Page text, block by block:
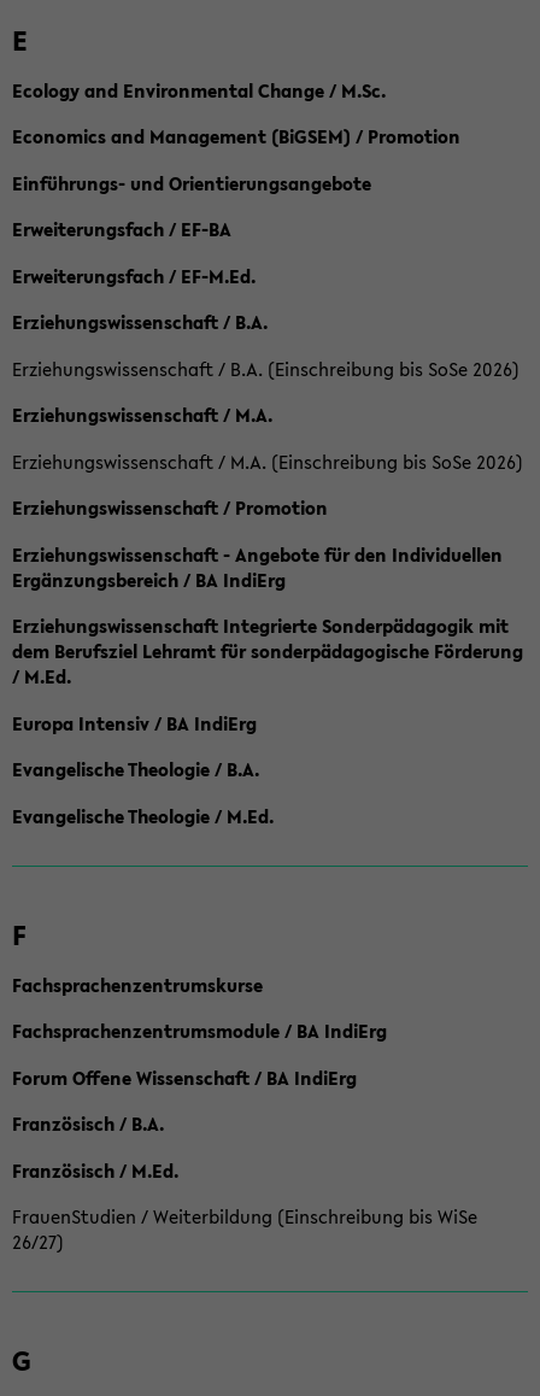
E
Ecology and Environmental Change / M.Sc.
Economics and Management (BiGSEM) / Promotion
Einführungs- und Orientierungsangebote
Erweiterungsfach / EF-BA
Erweiterungsfach / EF-M.Ed.
Erziehungswissenschaft / B.A.
Erziehungswissenschaft / B.A. (Einschreibung bis SoSe 2026)
Erziehungswissenschaft / M.A.
Erziehungswissenschaft / M.A. (Einschreibung bis SoSe 2026)
Erziehungswissenschaft / Promotion
Erziehungswissenschaft - Angebote für den Individuellen
Ergänzungsbereich / BA IndiErg
Erziehungswissenschaft Integrierte Sonderpädagogik mit
dem Berufsziel Lehramt für sonderpädagogische Förderung
/ M.Ed.
Europa Intensiv / BA IndiErg
Evangelische Theologie / B.A.
Evangelische Theologie / M.Ed.
F
Fachsprachenzentrumskurse
Fachsprachenzentrumsmodule / BA IndiErg
Forum Offene Wissenschaft / BA IndiErg
Französisch / B.A.
Französisch / M.Ed.
FrauenStudien / Weiterbildung (Einschreibung bis WiSe
26/27)
G